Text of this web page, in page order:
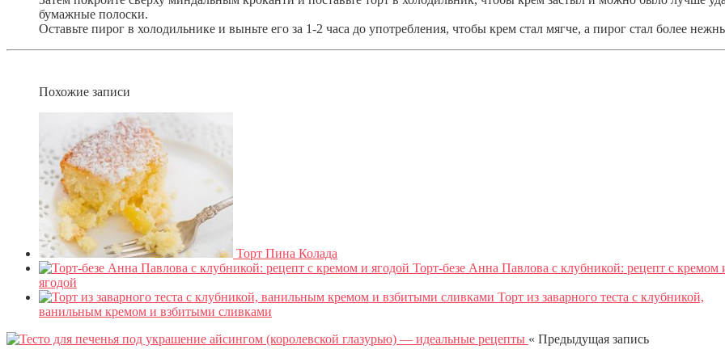
бумажные полоски.
Оставьте пирог в холодильнике и выньте его за 1-2 часа до употребления, чтобы крем стал мягче, а пирог стал более
Похожие записи
Торт Пина Колада
Торт-безе Анна Павлова с клубникой: рецепт с кремом
ягодой
Торт из заварного теста с клубникой,
ванильным кремом и взбитыми сливками
« Предыдущая запись